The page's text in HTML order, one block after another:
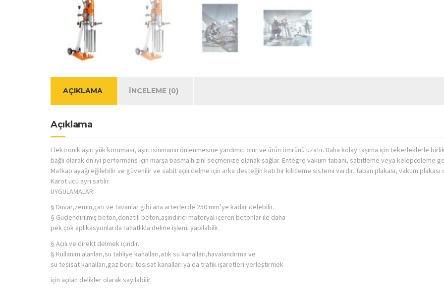
AÇIKLAMA İNCELEME (0)
Açıklama
Elektronik aşırı yük koruması, aşırı ısınmanın önlenmesine yardımcı olur ve ürün ömrünü uzatır. Daha kolay taşıma için tekerleklerle
bağlı olarak en iyi performans için marşa basma hızını seçmenize olanak sağlar. Entegre vakum tabanı, sabitleme veya kelepçeleme
Matkap ayağı eğilebilir ve güvenilir ve sabit açılı delme için arka desteğin katı bir kilitleme sistemi vardır. Taban plakası, vakum plakası
Karot ucu ayrı satılır.
UYGULAMALAR
§ Duvar,zemin,çatı ve tavanlar gibi ana arterlerde 250 mm’ye kadar delebilir.
§ Güçlendirilmiş beton,donatılı beton,aşındırıcı materyal içeren betonlar ile daha
pek çok aplikasyonlarda rahatlıkla delme işlemi yapılabilir.
§ Açılı ve direkt delmek içindir.
§ Kullanım alanları,su tahliye kanalları,atık su kanalları,havalandırma ve
su tesisat kanalları,gaz boru tesisat kanalları ya da trafik işaretleri yerleştirmek
için açılan delikler olarak sayılabilir.